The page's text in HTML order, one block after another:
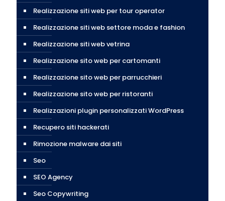
Realizzazione siti web per tour operator
Realizzazione siti web settore moda e fashion
Realizzazione siti web vetrina
Realizzazione sito web per cartomanti
Realizzazione sito web per parrucchieri
Realizzazione sito web per ristoranti
Realizzazioni plugin personalizzati WordPress
Recupero siti hackerati
Rimozione malware dai siti
Seo
SEO Agency
Seo Copywriting